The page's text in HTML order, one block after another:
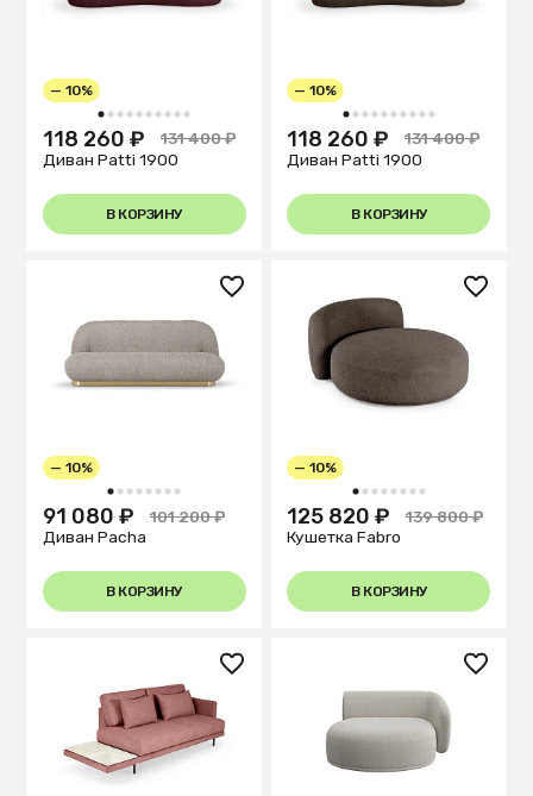
1 2 3 4 5 6 7 8 9 10
— 10%
118 260 ₽
131 400 ₽
Диван Patti 1900
В КОРЗИНУ
1 2 3 4 5 6 7 8 9 10
— 10%
118 260 ₽
131 400 ₽
Диван Patti 1900
В КОРЗИНУ
1 2 3 4 5 6 7 8
— 10%
91 080 ₽
101 200 ₽
Диван Pacha
В КОРЗИНУ
1 2 3 4 5 6 7 8
— 10%
125 820 ₽
139 800 ₽
Кушетка Fabro
В КОРЗИНУ